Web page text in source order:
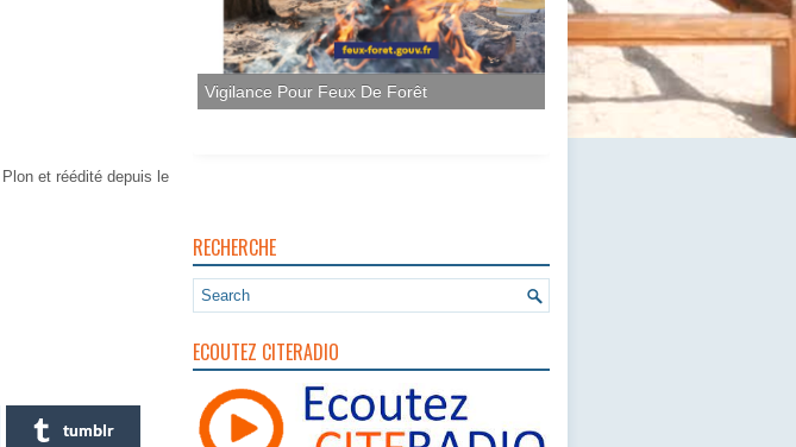
Plon et réédité depuis le
tumblr
Vigilance Pour Feux De Forêt
RECHERCHE
ECOUTEZ CITERADIO